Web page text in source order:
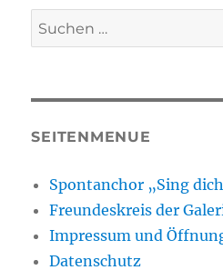
Suchen
nach:
SEITENMENUE
Spontanchor „Sing
Freundeskreis der
Impressum und
Datenschutz